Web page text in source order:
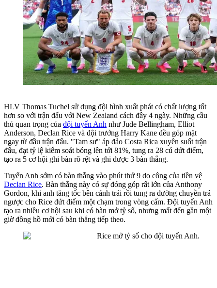
HLV Thomas Tuchel sử dụng đội hình xuất phát có chất lượng tốt
hơn so với trận đấu với New Zealand cách đây 4 ngày. Những cầu
thủ quan trọng của đội tuyển Anh như Jude Bellingham, Elliot
Anderson, Declan Rice và đội trưởng Harry Kane đều góp mặt
ngay từ đầu trận đấu. "Tam sư" áp đảo Costa Rica xuyên suốt trận
đấu, đạt tỷ lệ kiểm soát bóng lên tới 81%, tung ra 28 cú dứt điểm,
tạo ra 5 cơ hội ghi bàn rõ rệt và ghi được 3 bàn thắng.
Tuyển Anh sớm có bàn thắng vào phút thứ 9 do công của tiền vệ
Declan Rice. Bàn thắng này có sự đóng góp rất lớn của Anthony
Gordon, khi anh tăng tốc bên cánh trái rồi tung ra đường chuyền trả
ngược cho Rice dứt điểm một chạm trong vòng cấm. Đội tuyển Anh
tạo ra nhiều cơ hội sau khi có bàn mở tỷ số, nhưng mất đến gần một
giờ đồng hồ mới có bàn thắng tiếp theo.